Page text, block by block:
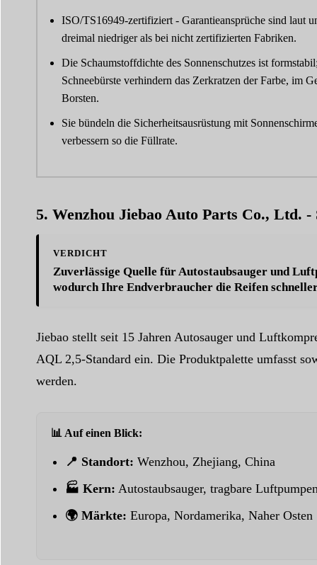
ISO/TS16949-zertifiziert - Garantieansprüche sind laut
dreimal niedriger als bei nicht zertifizierten Fabriken.
Die Schaumstoffdichte des Sonnenschutzes ist
Schneebürste verhindern das Zerkratzen der Farbe, im
Borsten.
Sie bündeln die Sicherheitsausrüstung mit
verbessern so die Füllrate.
5. Wenzhou Jiebao Auto Parts Co., Ltd.
VERDICHT
Zuverlässige Quelle für Autostaubsauger und
wodurch Ihre Endverbraucher die Reifen
Jiebao stellt seit 15 Jahren Autosauger und
AQL 2,5-Standard ein. Die Produktpalette umfasst
werden.
📊 Auf einen Blick:
📍 Standort: Wenzhou, Zhejiang, China
🏭 Kern: Autostaubsauger, tragbare
🌍 Märkte: Europa, Nordamerika, Naher Osten